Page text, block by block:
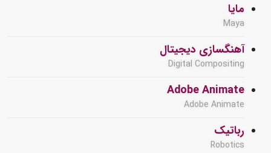
مایا
Maya
آهنگسازی دیجیتال
Digital Compositing
Adobe Animate
Adobe Animate
رباتیک
Robotics